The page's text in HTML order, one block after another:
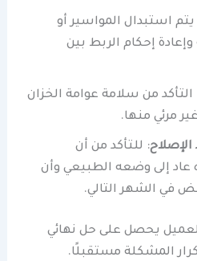
يتم استبدال المواسير أو
وإعادة إحكام الربط بين
التأكد من سلامة عوامة الخزان
مرئي منها.
الإصلاح: للتأكد من أن
عاد إلى وضعه الطبيعي وأن
في الشهر التالي.
يحصل على حل نهائي
المشكلة مستقبلًا.